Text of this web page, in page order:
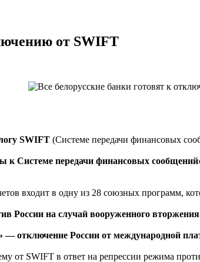
от SWIFT
SWIFT (Системе передачи финансовых
к Системе передачи финансовых
входит в одну из 28 союзных программ,
на случай вооруженного
отключение России от международной
от SWIFT в ответ на репрессии режима